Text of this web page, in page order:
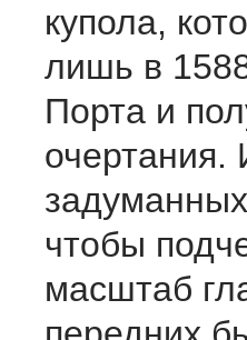
купола,
лишь в
Порта и
очертания.
чтобы
масштаб